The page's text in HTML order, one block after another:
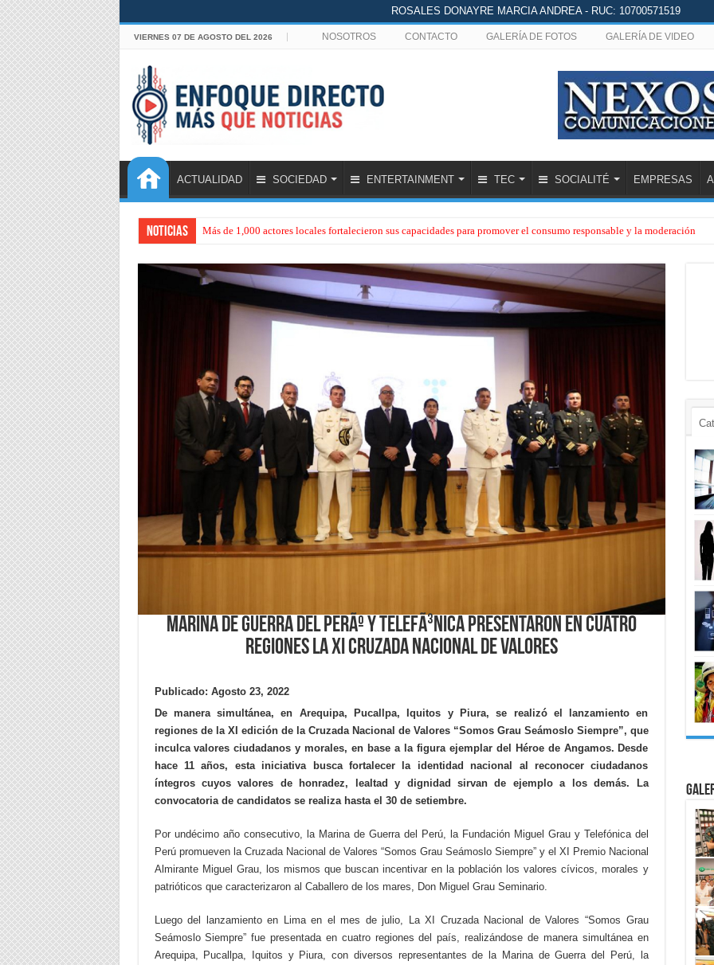
ROSALES DONAYRE MARCIA ANDREA - RUC: 10700571519
VIERNES 07 DE AGOSTO DEL 2026 NOSOTROS CONTACTO GALERÍA DE FOTOS GALERÍA DE VIDEO
ACTUALIDAD SOCIEDAD ENTERTAINMENT TEC SOCIALITÉ EMPRESAS
Noticias Más de 1,000 actores locales fortalecieron sus capacidades para promover el consumo responsable y la moderación
Marina de Guerra del PerÃº y TelefÃ³nica presentaron en cuatro
regiones la XI Cruzada Nacional de Valores
Publicado: Agosto 23, 2022
De manera simultánea, en Arequipa, Pucallpa, Iquitos y Piura, se realizó el lanzamiento en
regiones de la XI edición de la Cruzada Nacional de Valores “Somos Grau Seámoslo Siempre”, que
inculca valores ciudadanos y morales, en base a la figura ejemplar del Héroe de Angamos. Desde
hace 11 años, esta iniciativa busca fortalecer la identidad nacional al reconocer ciudadanos
íntegros cuyos valores de honradez, lealtad y dignidad sirvan de ejemplo a los demás. La
convocatoria de candidatos se realiza hasta el 30 de setiembre.
Por undécimo año consecutivo, la Marina de Guerra del Perú, la Fundación Miguel Grau y Telefónica del
Perú promueven la Cruzada Nacional de Valores “Somos Grau Seámoslo Siempre” y el XI Premio Nacional
Almirante Miguel Grau, los mismos que buscan incentivar en la población los valores cívicos, morales y
patrióticos que caracterizaron al Caballero de los mares, Don Miguel Grau Seminario.
Luego del lanzamiento en Lima en el mes de julio, La XI Cruzada Nacional de Valores “Somos Grau
Seámoslo Siempre” fue presentada en cuatro regiones del país, realizándose de manera simultánea en
Arequipa, Pucallpa, Iquitos y Piura, con diversos representantes de la Marina de Guerra del Perú, la